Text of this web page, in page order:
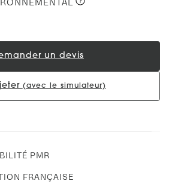
un devis
(avec le simulateur)
PMR
FRANÇAISE